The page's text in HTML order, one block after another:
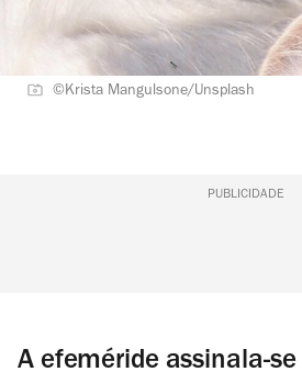
©Krista Mangulsone/Unsplash
PUBLICIDADE
A efeméride assinala-